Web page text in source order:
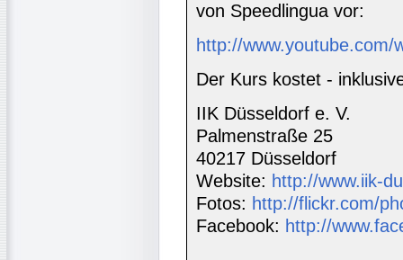
von Speedlingua vor:
http://www.youtube.com/
Der Kurs kostet -
IIK Düsseldorf e. V.
Palmenstraße 25
40217 Düsseldorf
Website: http://www.iik-
Fotos: http://flickr.com/
Facebook: http://